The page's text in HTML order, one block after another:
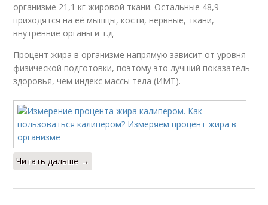
организме 21,1 кг жировой ткани. Остальные 48,9
приходятся на её мышцы, кости, нервные, ткани,
внутренние органы и т.д.
Процент жира в организме напрямую зависит от уровня
физической подготовки, поэтому это лучший показатель
здоровья, чем индекс массы тела (ИМТ).
Читать дальше →